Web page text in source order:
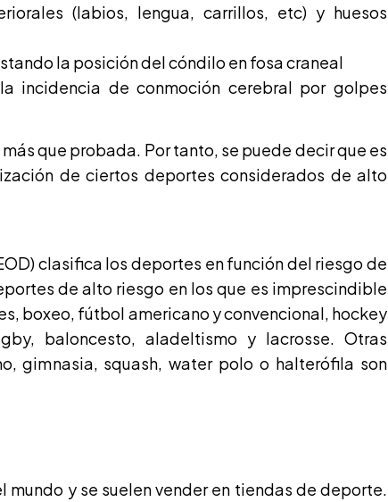
(labios, lengua, carrillos, etc) y huesos
la posición del cóndilo en fosa craneal
incidencia de conmoción cerebral por golpes
que probada. Por tanto, se puede decir que es
de ciertos deportes considerados de alto
clasifica los deportes en función del riesgo de
de alto riesgo en los que es imprescindible
boxeo, fútbol americano y convencional, hockey
baloncesto, aladeltismo y lacrosse. Otras
gimnasia, squash, water polo o halterófila son
y se suelen vender en tiendas de deporte.